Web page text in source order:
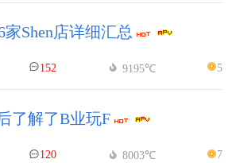
Shen店详细汇总
152 9195℃ 5
了解了B业玩F
120 8003℃ 7